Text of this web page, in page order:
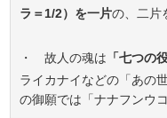
ラ＝1/2）を一片の、二片
・ 故人の魂は 「七つの
ライカナイなどの「あの
の御願では「ナナフンウ